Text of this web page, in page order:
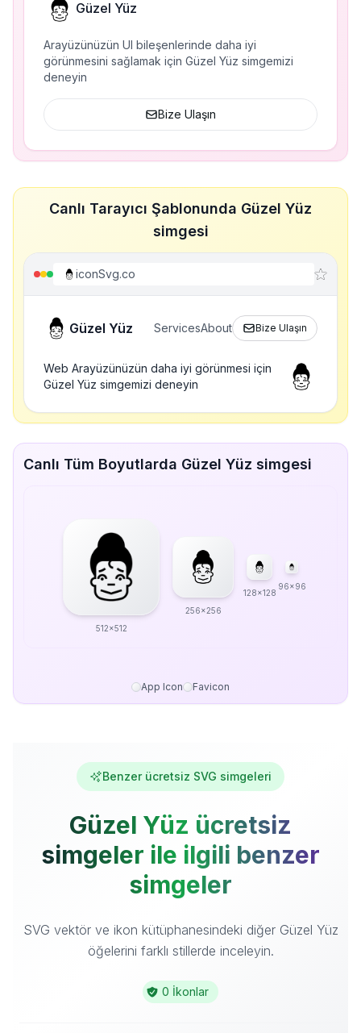
Güzel Yüz
Arayüzünüzün UI bileşenlerinde daha iyi
görünmesini sağlamak için Güzel Yüz simgemizi
deneyin
Bize Ulaşın
Canlı Tarayıcı Şablonunda Güzel Yüz
simgesi
iconSvg.co
Güzel Yüz ServicesAbout Bize Ulaşın
Web Arayüzünüzün daha iyi görünmesi için
Güzel Yüz simgemizi deneyin
Canlı Tüm Boyutlarda Güzel Yüz simgesi
512x512
256x256
128x128
96x96
App Icon Favicon
Benzer ücretsiz SVG simgeleri
Güzel Yüz ücretsiz
simgeler ile ilgili benzer
simgeler
SVG vektör ve ikon kütüphanesindeki diğer Güzel Yüz
öğelerini farklı stillerde inceleyin.
0 İkonlar